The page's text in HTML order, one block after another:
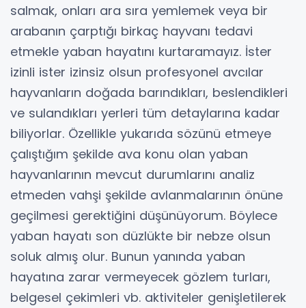
salmak, onları ara sıra yemlemek veya bir
arabanın çarptığı birkaç hayvanı tedavi
etmekle yaban hayatını kurtaramayız. İster
izinli ister izinsiz olsun profesyonel avcılar
hayvanların doğada barındıkları, beslendikleri
ve sulandıkları yerleri tüm detaylarına kadar
biliyorlar. Özellikle yukarıda sözünü etmeye
çalıştığım şekilde ava konu olan yaban
hayvanlarının mevcut durumlarını analiz
etmeden vahşi şekilde avlanmalarının önüne
geçilmesi gerektiğini düşünüyorum. Böylece
yaban hayatı son düzlükte bir nebze olsun
soluk almış olur. Bunun yanında yaban
hayatına zarar vermeyecek gözlem turları,
belgesel çekimleri vb. aktiviteler genişletilerek